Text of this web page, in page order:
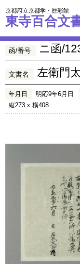
京都府立京都学・歴彩館
東寺百合文
函/番号 ニ函/
文書名 左衛門
年月日 明応9年6月日
縦273 x 横408